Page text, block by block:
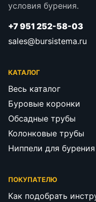
условия бурения.
+7 951 252-58-03
sales@bursistema.ru
КАТАЛОГ
Весь каталог
Буровые коронки
Обсадные трубы
Колонковые трубы
Ниппели для бурения
ПОКУПАТЕЛЮ
Как подобрать